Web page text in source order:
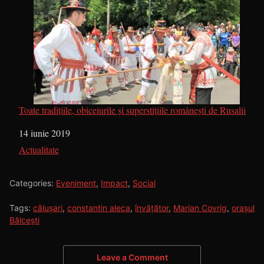
Toate tradițiile, obiceiurile și superstițiile românești de Rusalii
Dată
14 iunie 2019
În legătură cu
Actualitate
Categories: Eveniment, Impact, Social
Tags: călușari, constantin aleca,învățător, Marian Covrig, orașul
Bălcești
Leave a Comment